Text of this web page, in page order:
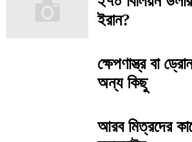
ইরান?
ক্ষেপণাস্ত্র বা
অন্য কিছু
আরব মিত্রদের